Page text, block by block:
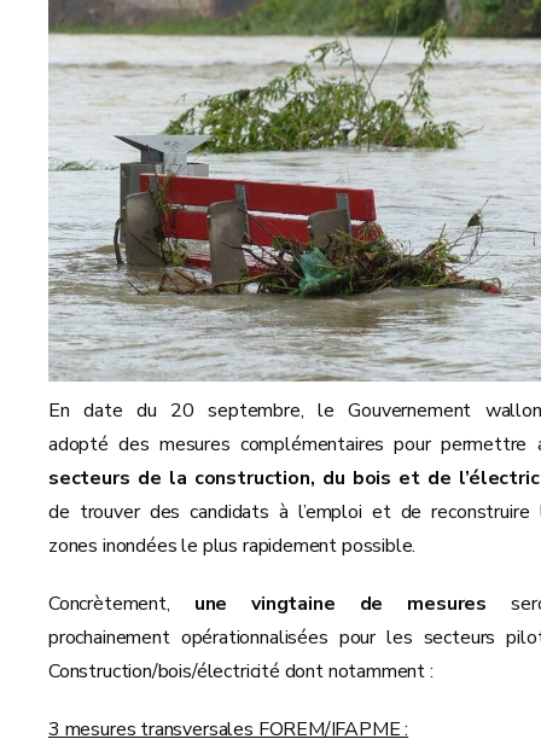
En date du 20 septembre, le Gouvernement
adopté des mesures complémentaires pour permettre
secteurs de la construction, du bois et de
de trouver des candidats à l’emploi et de reconstruire
zones inondées le plus rapidement possible.
Concrètement, une vingtaine de mesures
prochainement opérationnalisées pour les secteurs
Construction/bois/électricité dont notamment :
3 mesures transversales FOREM/IFAPME :